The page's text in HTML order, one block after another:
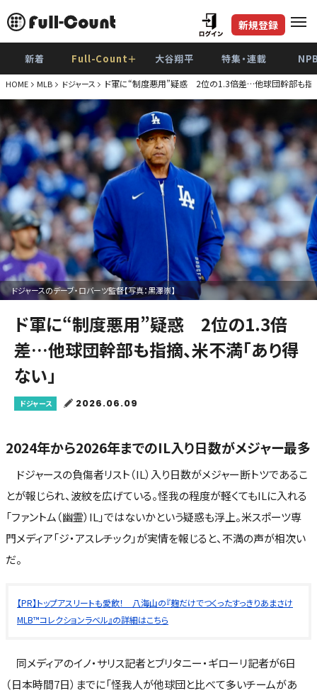
新規登録
新着 Full-Count＋ 大谷翔平 特集・連載
HOME MLB ドジャース ド軍に“制度悪用”疑惑 2位の1.3倍差…他球団幹部も指摘
ドジャースのデーブ・ロバーツ監督【写真：黒澤崇】
ド軍に“制度悪用”疑惑 2位の1.3倍
差…他球団幹部も指摘、米不満「あり得
ない」
ドジャース 2026.06.09
2024年から2026年までのIL入り日数がメジャー最多
ドジャースの負傷者リスト（IL）入り日数がメジャー断トツであるこ
とが報じられ、波紋を広げている。怪我の程度が軽くてもILに入れる
「ファントム（幽霊）IL」ではないかという疑惑も浮上。米スポーツ専
門メディア「ジ・アスレチック」が実情を報じると、不満の声が相次い
だ。
【PR】トップアスリートも愛飲！ 八海山の『麹だけでつくったすっきりあまさけ
MLB™コレクションラベル』の詳細はこちら
同メディアのイノ・サリス記者とブリタニー・ギローリ記者が6日
（日本時間7日）までに「怪我人が他球団と比べて多いチームがあ